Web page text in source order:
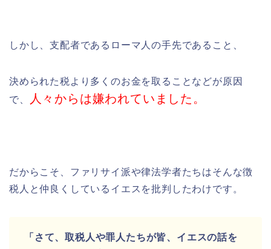
しかし、支配者であるローマ人の手先であること、
決められた税より多くのお金を取ることなどが原因
で、
人々からは嫌われていました。
だからこそ、 ファリサイ派や律法学者たちはそんな徴
税人と仲良くしているイエスを批判したわけです。
「さて、取税人や罪人たちが皆、イエスの話を